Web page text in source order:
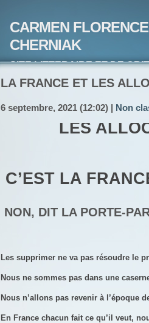
CARMEN
CHERNIAK
SITE LITTERAIRE ET DE
LA FRANCE ET LES
6 septembre, 2021 (12:02) | Non
LES
C’EST LA
NON, DIT LA PORTE-
Les supprimer ne va pas résoudre le
Nous ne sommes pas dans une
Nous n’allons pas revenir à l’époque
En France chacun fait ce qu’il veut,